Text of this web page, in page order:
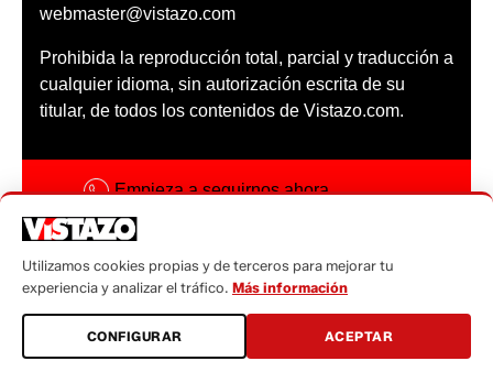
webmaster@vistazo.com
Prohibida la reproducción total, parcial y traducción a
cualquier idioma, sin autorización escrita de su
titular, de todos los contenidos de Vistazo.com.
Empieza a seguirnos ahora
Código ética
Sugerencias a:
sugerencias@vistazo.com
Utilizamos cookies propias y de terceros para mejorar tu
experiencia y analizar el tráfico. Más información
CONFIGURAR ACEPTAR